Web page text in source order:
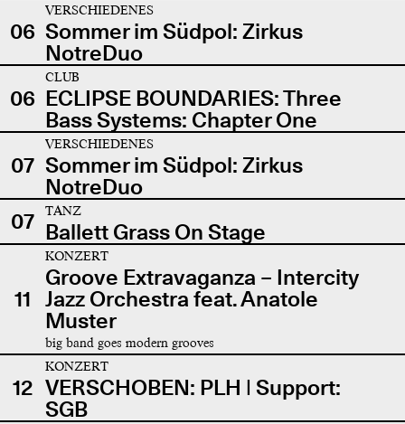
06
VERSCHIEDENES
Sommer im Südpol: Zirkus
NotreDuo
06
CLUB
ECLIPSE BOUNDARIES: Three
Bass Systems: Chapter One
07
VERSCHIEDENES
Sommer im Südpol: Zirkus
NotreDuo
07
TANZ
Ballett Grass On Stage
11
KONZERT
Groove Extravaganza – Intercity
Jazz Orchestra feat. Anatole
Muster
big band goes modern grooves
12
KONZERT
VERSCHOBEN: PLH | Support:
SGB